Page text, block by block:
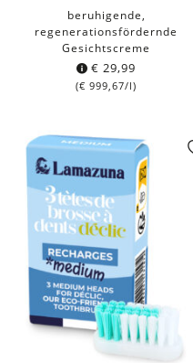
beruhigende,
regenerationsfördernde
Gesichtscreme
€ 29,99
(€ 999,67/l)